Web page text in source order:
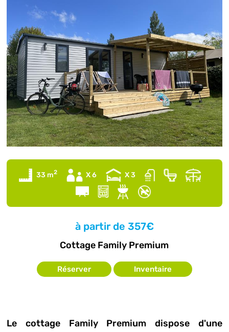
33 m2 X 6 X 3
à partir de 357€
Cottage Family Premium
Réserver Inventaire
Le cottage Family Premium dispose d'une